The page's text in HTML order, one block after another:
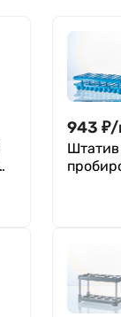
943 ₽/
Штатив